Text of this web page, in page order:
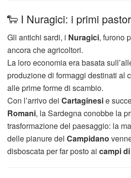
🐑 I Nuragici: i primi
Gli antichi sardi, i Nuragici, furono
ancora che agricoltori.
La loro economia era basata
produzione di formaggi destinati al
alle prime forme di scambio.
Con l’arrivo dei Cartaginesie
Romani, la Sardegna conobbe la
trasformazione del paesaggio: la
delle pianure del Campidano
disboscata per far posto ai campi